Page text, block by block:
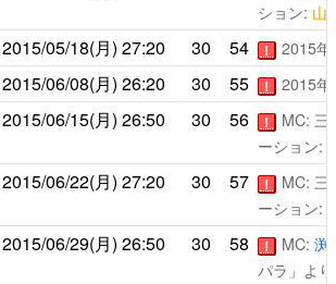
ション: 山
2015/05/18(月) 27:20 30 54 ！ 2015
2015/06/08(月) 26:20 30 55 ！ 2015
2015/06/15(月) 26:50 30 56 ！
MC:
ーション:
2015/06/22(月) 27:20 30 57 ！
MC:
ーション:
2015/06/29(月) 26:50 30 58 ！ MC: 渕
パラ」より